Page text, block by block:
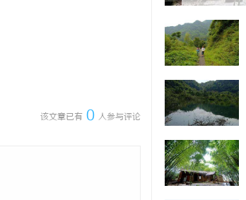
该文章已有 0 人参与评论